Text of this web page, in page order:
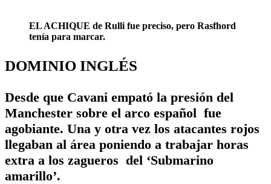
EL ACHIQUE de Rulli fue preciso, pero Rasfhord
tenía para marcar.
DOMINIO INGLÉS
Desde que Cavani empató la presión del
Manchester sobre el arco español fue
agobiante. Una y otra vez los atacantes rojos
llegaban al área poniendo a trabajar horas
extra a los zagueros del ‘Submarino
amarillo’.